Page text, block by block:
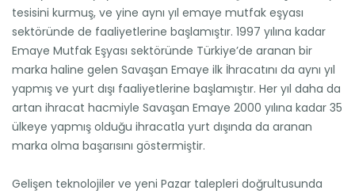
Kataloglar
İletişim
İnsan Kaynakları
Referanslarımız
tesisini kurmuş, ve yine aynı yıl emaye mutfak eşyası
sektöründe de faaliyetlerine başlamıştır. 1997 yılına kadar
Emaye Mutfak Eşyası sektöründe Türkiye’de aranan bir
marka haline gelen Savaşan Emaye ilk İhracatını da aynı yıl
yapmış ve yurt dışı faaliyetlerine başlamıştır. Her yıl daha da
artan ihracat hacmiyle Savaşan Emaye 2000 yılına kadar 35
ülkeye yapmış olduğu ihracatla yurt dışında da aranan
marka olma başarısını göstermiştir.
Gelişen teknolojiler ve yeni Pazar talepleri doğrultusunda